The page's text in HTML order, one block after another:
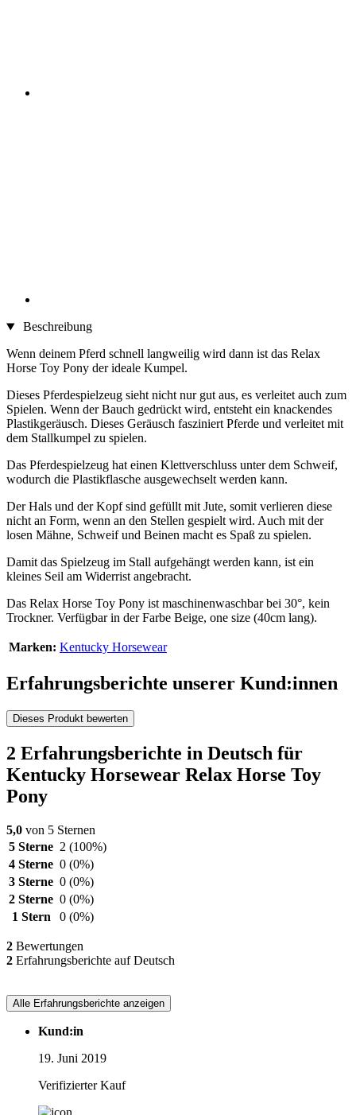
Beschreibung
Wenn deinem Pferd schnell langweilig wird dann ist das Relax
Horse Toy Pony der ideale Kumpel.
Dieses Pferdespielzeug sieht nicht nur gut aus, es verleitet auch zum
Spielen. Wenn der Bauch gedrückt wird, entsteht ein knackendes
Plastikgeräusch. Dieses Geräusch fasziniert Pferde und verleitet mit
dem Stallkumpel zu spielen.
Das Pferdespielzeug hat einen Klettverschluss unter dem Schweif,
wodurch die Plastikflasche ausgewechselt werden kann.
Der Hals und der Kopf sind gefüllt mit Jute, somit verlieren diese
nicht an Form, wenn an den Stellen gespielt wird. Auch mit der
losen Mähne, Schweif und Beinen macht es Spaß zu spielen.
Damit das Spielzeug im Stall aufgehängt werden kann, ist ein
kleines Seil am Widerrist angebracht.
Das Relax Horse Toy Pony ist maschinenwaschbar bei 30°, kein
Trockner. Verfügbar in der Farbe Beige, one size (40cm lang).
Marken: Kentucky Horsewear
Erfahrungsberichte unserer Kund:innen
Dieses Produkt bewerten
2 Erfahrungsberichte in Deutsch für
Kentucky Horsewear Relax Horse Toy
Pony
5,0 von 5 Sternen
5 Sterne 2 (100%)
4 Sterne 0 (0%)
3 Sterne 0 (0%)
2 Sterne 0 (0%)
1 Stern
0 (0%)
2 Bewertungen
2 Erfahrungsberichte auf Deutsch
Alle Erfahrungsberichte anzeigen
Kund:in
19. Juni 2019
Verifizierter Kauf